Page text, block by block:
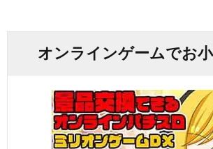
オンラインゲームでお